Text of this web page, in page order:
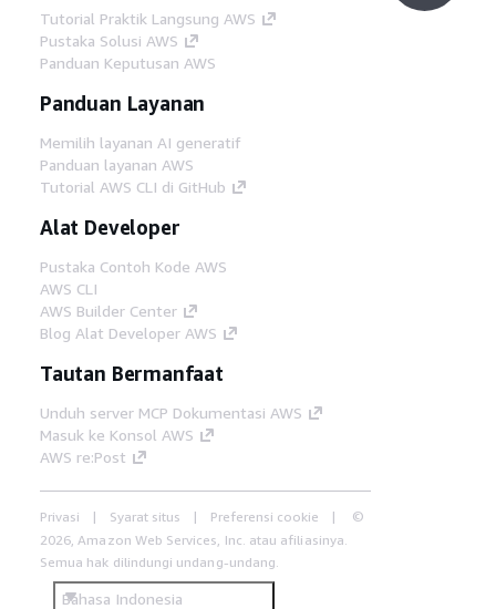
Tutorial Praktik Langsung AWS
Pustaka Solusi AWS
Panduan Keputusan AWS
Panduan Layanan
Memilih layanan AI generatif
Panduan layanan AWS
Tutorial AWS CLI di GitHub
Alat Developer
Pustaka Contoh Kode AWS
AWS CLI
AWS Builder Center
Blog Alat Developer AWS
Tautan Bermanfaat
Unduh server MCP Dokumentasi AWS
Masuk ke Konsol AWS
AWS re:Post
Privasi Syarat situs Preferensi cookie
©
2026, Amazon Web Services, Inc. atau afiliasinya.
Semua hak dilindungi undang-undang.
Bahasa Indonesia